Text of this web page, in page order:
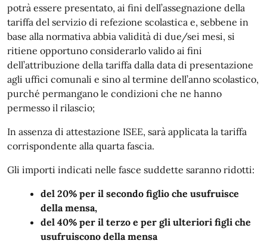
potrà essere presentato, ai fini dell’assegnazione della
tariffa del servizio di refezione scolastica e, sebbene in
base alla normativa abbia validità di due/sei mesi, si
ritiene opportuno considerarlo valido ai fini
dell’attribuzione della tariffa dalla data di presentazione
agli uffici comunali e sino al termine dell’anno scolastico,
purché permangano le condizioni che ne hanno
permesso il rilascio;
In assenza di attestazione ISEE, sarà applicata la tariffa
corrispondente alla quarta fascia.
Gli importi indicati nelle fasce suddette saranno ridotti:
del 20% per il secondo figlio che usufruisce
della mensa,
del 40% per il terzo e per gli ulteriori figli che
usufruiscono della mensa